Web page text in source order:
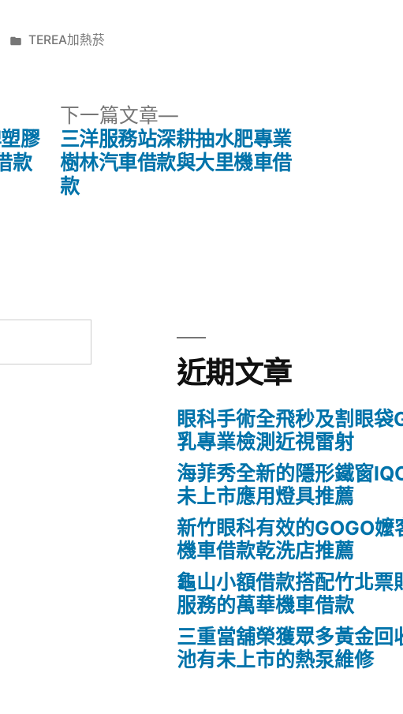
分
TEREA加熱菸
膠
款
下一篇文章
下
一
篇
三洋服務站深耕抽水肥專業
樹林汽車借款與大里機車借
款
近期文章
眼科手術全飛秒及割眼袋
乳專業檢測近視雷射
海菲秀全新的隱形鐵窗
未上市應用燈具推薦
新竹眼科有效的GOGO嬤
機車借款乾洗店推薦
龜山小額借款搭配竹北票
服務的萬華機車借款
三重當舖榮獲眾多黃金回
池有未上市的熱泵維修